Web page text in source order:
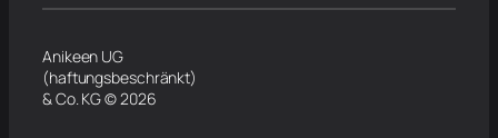
Anikeen UG
(haftungsbeschränkt)
& Co. KG © 2026